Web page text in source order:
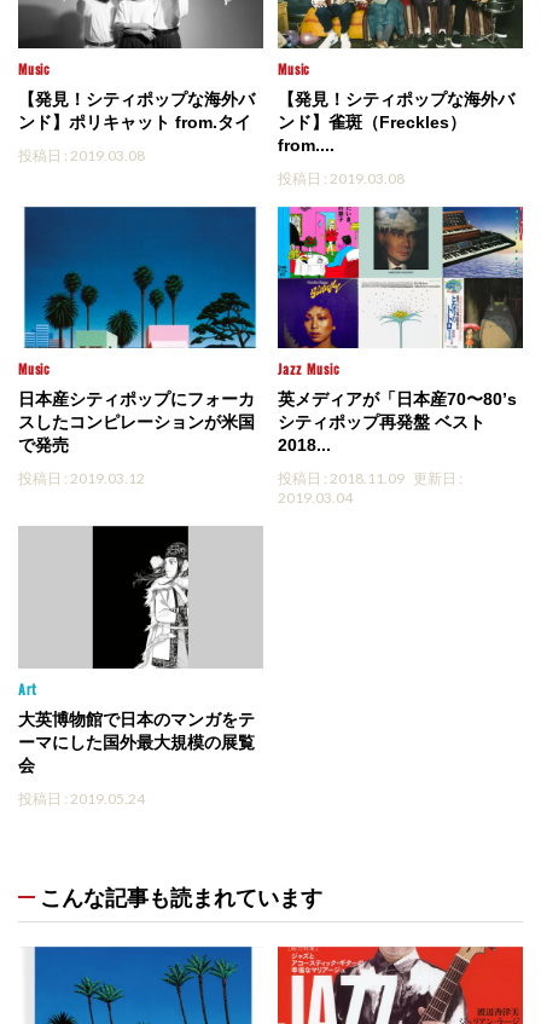
Music
【発見！シティポップな海外バ
ンド】ポリキャット from.タイ
投稿日 : 2019.03.08
Music
【発見！シティポップな海外バ
ンド】雀斑（Freckles）
from....
投稿日 : 2019.03.08
Music
日本産シティポップにフォーカ
スしたコンピレーションが米国
で発売
投稿日 : 2019.03.12
Jazz Music
英メディアが「日本産70〜80’s
シティポップ再発盤 ベスト
2018...
投稿日 : 2018.11.09 更新日 :
2019.03.04
Art
大英博物館で日本のマンガをテ
ーマにした国外最大規模の展覧
会
投稿日 : 2019.05.24
こんな記事も読まれています